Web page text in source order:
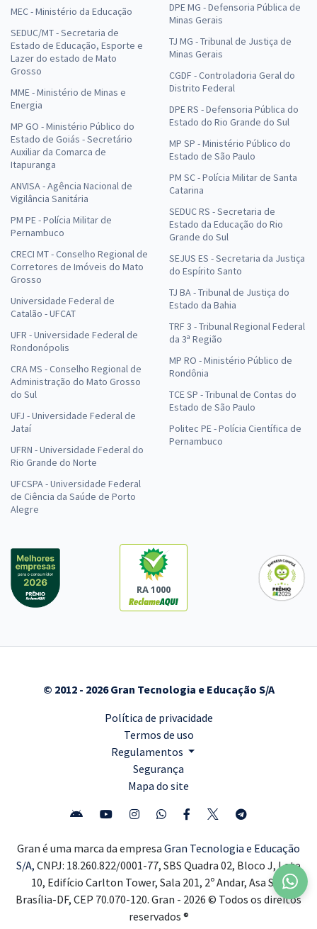
MEC - Ministério da Educação
SEDUC/MT - Secretaria de
Estado de Educação, Esporte e
Lazer do estado de Mato
Grosso
MME - Ministério de Minas e
Energia
MP GO - Ministério Público do
Estado de Goiás - Secretário
Auxiliar da Comarca de
Itapuranga
ANVISA - Agência Nacional de
Vigilância Sanitária
PM PE - Polícia Militar de
Pernambuco
CRECI MT - Conselho Regional de
Corretores de Imóveis do Mato
Grosso
Universidade Federal de
Catalão - UFCAT
UFR - Universidade Federal de
Rondonópolis
CRA MS - Conselho Regional de
Administração do Mato Grosso
do Sul
UFJ - Universidade Federal de
Jataí
UFRN - Universidade Federal do
Rio Grande do Norte
UFCSPA - Universidade Federal
de Ciência da Saúde de Porto
Alegre
DPE MG - Defensoria Pública de
Minas Gerais
TJ MG - Tribunal de Justiça de
Minas Gerais
CGDF - Controladoria Geral do
Distrito Federal
DPE RS - Defensoria Pública do
Estado do Rio Grande do Sul
MP SP - Ministério Público do
Estado de São Paulo
PM SC - Polícia Militar de Santa
Catarina
SEDUC RS - Secretaria de
Estado da Educação do Rio
Grande do Sul
SEJUS ES - Secretaria da Justiça
do Espírito Santo
TJ BA - Tribunal de Justiça do
Estado da Bahia
TRF 3 - Tribunal Regional Federal
da 3ª Região
MP RO - Ministério Público de
Rondônia
TCE SP - Tribunal de Contas do
Estado de São Paulo
Politec PE - Polícia Científica de
Pernambuco
RA 1000
© 2012 - 2026 Gran Tecnologia e Educação S/A
Política de privacidade
Termos de uso
Regulamentos
Segurança
Mapa do site
Gran é uma marca da empresa Gran Tecnologia e Educação
S/A, CNPJ: 18.260.822/0001-77, SBS Quadra 02, Bloco J, Lote
10, Edifício Carlton Tower, Sala 201, 2º Andar, Asa Sul,
Brasília-DF, CEP 70.070-120. Gran - 2026 © Todos os direitos
reservados ®